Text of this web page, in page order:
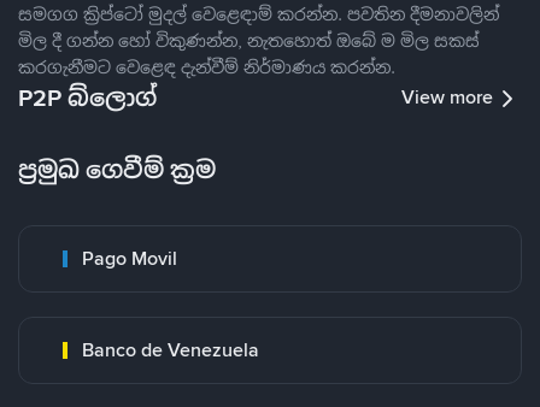
සමගග ක්‍රිප්ටෝ මුදල් වෙළෙඳාම් කරන්න. පවතින දීමනාවලින්
මිල දී ගන්න හෝ විකුණන්න, නැතහොත් ඔබේ ම මිල සකස්
කරගැනීමට වෙළෙඳ දැන්වීම් නිර්මාණය කරන්න.
P2P බ්ලොග් View more
ප්‍රමුඛ ගෙවීම් ක්‍රම
Pago Movil
Banco de Venezuela